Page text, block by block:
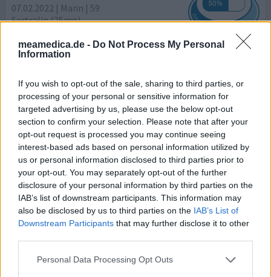
meamedica.de - Do Not Process My Personal
Information
If you wish to opt-out of the sale, sharing to third parties, or
processing of your personal or sensitive information for
targeted advertising by us, please use the below opt-out
section to confirm your selection. Please note that after your
opt-out request is processed you may continue seeing
interest-based ads based on personal information utilized by
us or personal information disclosed to third parties prior to
your opt-out. You may separately opt-out of the further
disclosure of your personal information by third parties on the
IAB’s list of downstream participants. This information may
also be disclosed by us to third parties on the IAB’s List of
Downstream Participants that may further disclose it to other
Personal Data Processing Opt Outs
07.02.2022 | Mann | 59
Sertralin (25mg)
Wirksamkeit
Hallo, ich nehme Sertralin jetzt seit 5 Tagen wegen
wiederkehrender Depressionen, ich habe Fluoxetin
ausprobiert, das war die Hölle: furchtbare
Nebenwirkungen und Verschlimmerung bis hin zu Suizid
Gedanken, dann Venlaflaxin: magere Wirkung, starke
Schwäche und Abgeschlagenheit. Nun 25mg Sertralin.
Nebenwirkungen: Durchfall, Brustschmerzen Abends
oder Nachts (sehr beunruh... Lesen Sie mehr
ihre erfahrung 0 Kommentare
Sertralin